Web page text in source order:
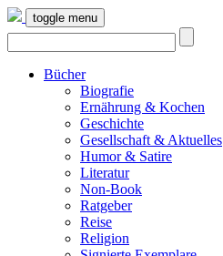
toggle menu
Bücher
Biografie
Ernährung & Kochen
Geschichte
Gesellschaft & Aktuelles
Humor & Satire
Literatur
Non-Book
Ratgeber
Reise
Religion